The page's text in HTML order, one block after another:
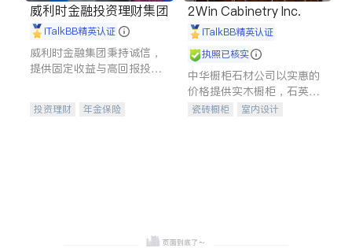
威利时金融投资理财集团
iTalkBB精英认证
威利时金融集团秉持诚信，
提供固定收益与高回报投资
合，助力客户实现目标
投资理财
年金保险
2Win Cabinetry Inc.
iTalkBB精英认证
执照已核实
中华橱柜石材公司以实惠的
价格提供实木橱柜，石英石
台面，多种优质不锈钢水
瓷砖橱柜
室内设计